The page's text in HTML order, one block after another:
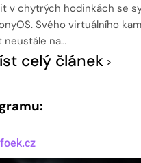
v chytrých hodinkách se
Svého virtuálního
neustále na…
celý článek